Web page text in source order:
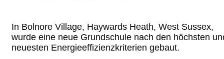
In Bolnore Village, Haywards Heath, West Sussex,
wurde eine neue Grundschule nach den höchsten
neuesten Energieeffizienzkriterien gebaut.